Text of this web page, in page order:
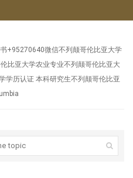
+95270640微信不列颠哥伦比亚大学
比亚大学农业专业不列颠哥伦比亚大
学历认证 本科研究生不列颠哥伦比亚